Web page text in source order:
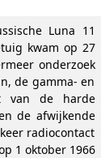
Luna 11
kwam op 27
onderzoek
de gamma- en
van de harde
de afwijkende
radiocontact
1 oktober 1966